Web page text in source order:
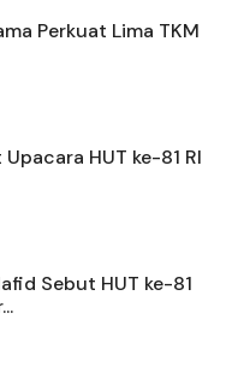
Perkuat Lima TKM
HUT ke-81 RI
Sebut HUT ke-81